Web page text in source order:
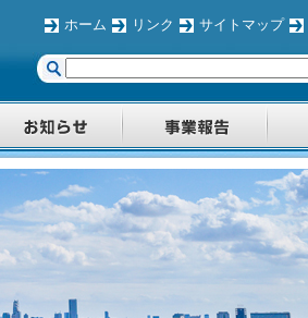
ホーム リンク サイトマップ